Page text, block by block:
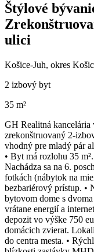
Štýlové
ulici
Košice-Juh, okres
2 izbový byt
35 m²
GH Realitná kancelária
zrekonštruovaný 2-
vhodný pre mladý pár
• Byt má rozlohu 35
Nachádza sa na 6.
fotkách (nábytok na
bezbariérový prístup. •
bytovom dome s
vrátane energií a
depozit vo výške 750
domácich zvierat.
do centra mesta. •